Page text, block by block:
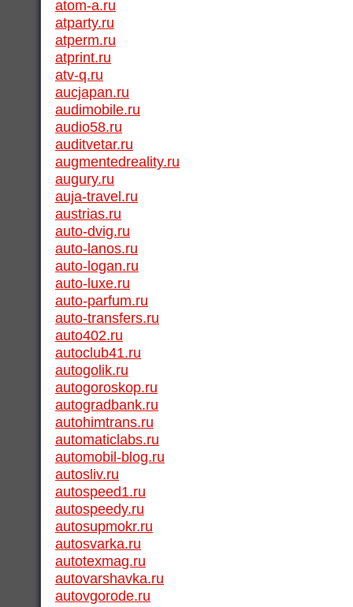
atom-a.ru
atparty.ru
atperm.ru
atprint.ru
atv-q.ru
aucjapan.ru
audimobile.ru
audio58.ru
auditvetar.ru
augmentedreality.ru
augury.ru
auja-travel.ru
austrias.ru
auto-dvig.ru
auto-lanos.ru
auto-logan.ru
auto-luxe.ru
auto-parfum.ru
auto-transfers.ru
auto402.ru
autoclub41.ru
autogolik.ru
autogoroskop.ru
autogradbank.ru
autohimtrans.ru
automaticlabs.ru
automobil-blog.ru
autosliv.ru
autospeed1.ru
autospeedy.ru
autosupmokr.ru
autosvarka.ru
autotexmag.ru
autovarshavka.ru
autovgorode.ru